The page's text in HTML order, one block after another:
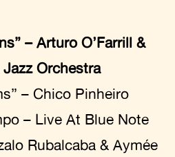
– Arturo O’Farrill &
Orchestra
– Chico Pinheiro
– Live At Blue Note
Rubalcaba & Aymée